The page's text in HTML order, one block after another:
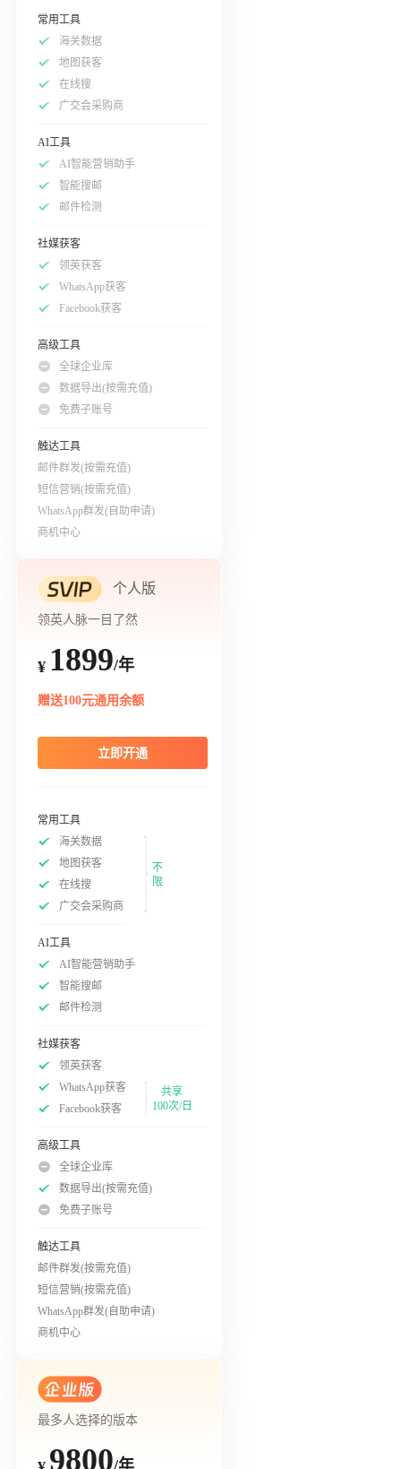
常用工具
海关数据
地图获客
在线搜
广交会采购商
AI工具
AI智能营销助手
智能搜邮
邮件检测
社媒获客
领英获客
WhatsApp获客
Facebook获客
高级工具
全球企业库
数据导出(按需充值)
免费子账号
触达工具
邮件群发(按需充值)
短信营销(按需充值)
WhatsApp群发(自助申请)
商机中心
个人版
领英人脉一目了然
¥ 1899/年
赠送100元通用余额
立即开通
常用工具
海关数据
地图获客
在线搜
广交会采购商
不
限
AI工具
AI智能营销助手
智能搜邮
邮件检测
社媒获客
领英获客
WhatsApp获客
Facebook获客
共享
100次/日
高级工具
全球企业库
数据导出(按需充值)
免费子账号
触达工具
邮件群发(按需充值)
短信营销(按需充值)
WhatsApp群发(自助申请)
商机中心
最多人选择的版本
9800